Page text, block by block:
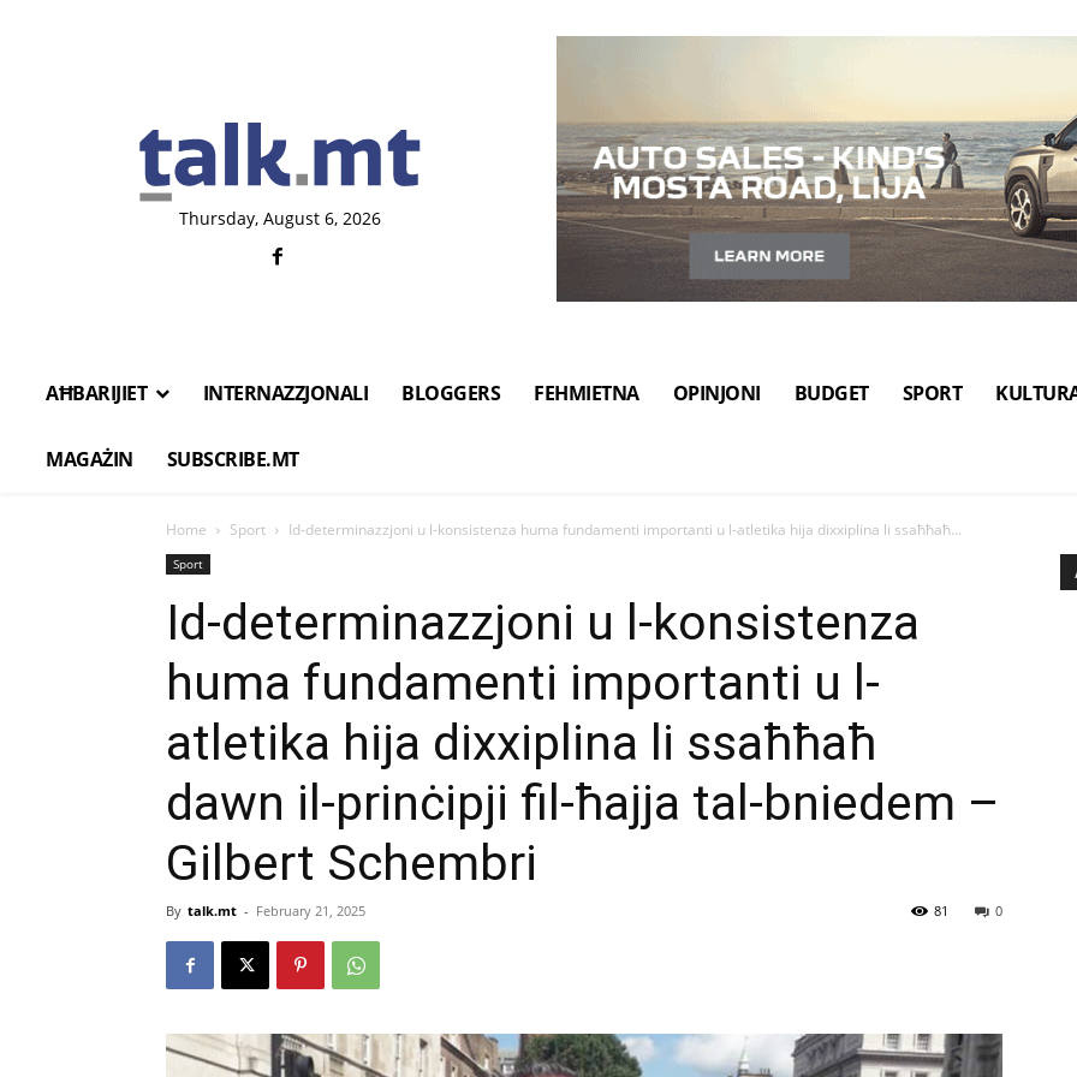
Thursday, August 6, 2026
AĦBARIJIET INTERNAZZJONALI BLOGGERS FEHMIETNA OPINJONI BUDGET SPORT
MAGAŻIN SUBSCRIBE.MT
Home Sport Id-determinazzjoni u l-konsistenza huma fundamenti importanti u l-atletika hija dixxiplina li ssaħħaħ...
Sport
Id-determinazzjoni u l-konsistenza
huma fundamenti importanti u l-
atletika hija dixxiplina li ssaħħaħ
dawn il-prinċipji fil-ħajja tal-bniedem –
Gilbert Schembri
By talk.mt - February 21, 2025 0
81